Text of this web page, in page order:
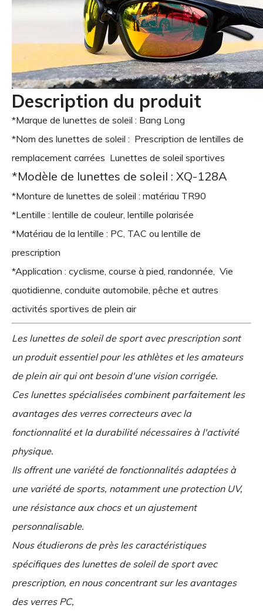
Description du produit
*Marque de lunettes de soleil : Bang Long
*Nom des lunettes de soleil : Prescription de lentilles de
remplacement carrées Lunettes de soleil sportives
*Modèle de lunettes de soleil : XQ-128A
*Monture de lunettes de soleil : matériau TR90
*Lentille : lentille de couleur, lentille polarisée
*Matériau de la lentille : PC, TAC ou lentille de
prescription
*Application : cyclisme, course à pied, randonnée, Vie
quotidienne, conduite automobile, pêche et autres
activités sportives de plein air
Les lunettes de soleil de sport avec prescription sont
un produit essentiel pour les athlètes et les amateurs
de plein air qui ont besoin d'une vision corrigée.
Ces lunettes spécialisées combinent parfaitement les
avantages des verres correcteurs avec la
fonctionnalité et la durabilité nécessaires à l'activité
physique.
Ils offrent une variété de fonctionnalités adaptées à
une variété de sports, notamment une protection UV,
une résistance aux chocs et un ajustement
personnalisable.
Nous étudierons de près les caractéristiques
spécifiques des lunettes de soleil de sport avec
prescription, en nous concentrant sur les avantages
des verres PC,